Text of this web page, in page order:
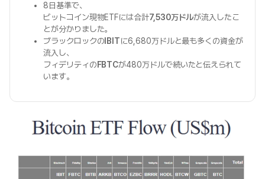
8日基準で、
ビットコイン現物ETFには合計7,530万ドルが流入したこ
とが分かりました。
ブラックロックの IBITに6,680万ドルと最も多くの資金が
流入し、
フィデリティのFBTCが480万ドルで続いたと伝えられて
います。